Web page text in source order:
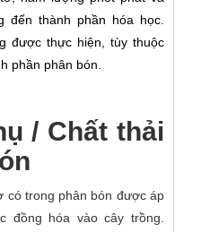
đến thành phần hóa học.
được thực hiện, tùy thuộc
phần phân bón.
/ Chất thải
có trong phân bón được áp
đồng hóa vào cây trồng.